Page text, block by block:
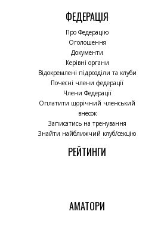
ФЕДЕРАЦІЯ
Про Федерацію
Оголошення
Документи
Керівні органи
Відокремлені підрозділи та клуби
Почесні члени федерації
Члени Федерації
Оплатити щорічний членський
внесок
Записатись на тренування
Знайти найближчий клуб/секцію
РЕЙТИНГИ
АМАТОРИ